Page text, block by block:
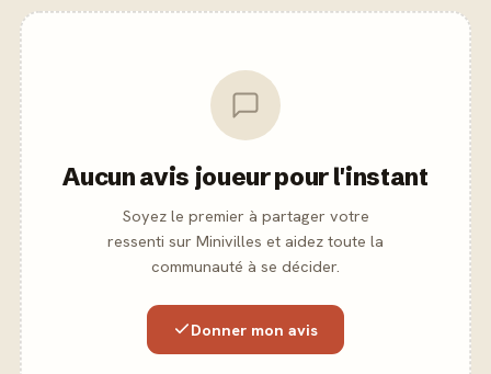
Aucun avis joueur pour l'instant
Soyez le premier à partager votre
ressenti sur Minivilles et aidez toute la
communauté à se décider.
Donner mon avis